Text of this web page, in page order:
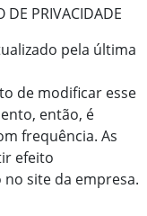
DE PRIVACIDADE
pela última
de modificar esse
então, é
frequência. As
efeito
site da empresa.